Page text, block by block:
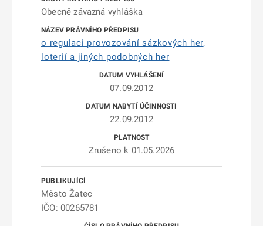
Obecně závazná vyhláška
o regulaci provozování sázkových her,
loterií a jiných podobných her
07.09.2012
22.09.2012
Zrušeno k 01.05.2026
Město Žatec
IČO: 00265781